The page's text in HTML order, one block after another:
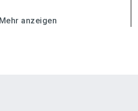
Mehr anzeigen